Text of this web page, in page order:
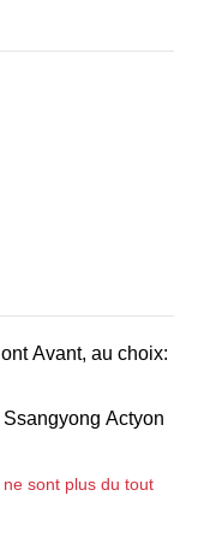
Avant, au choix:
Actyon
ne sont plus du tout